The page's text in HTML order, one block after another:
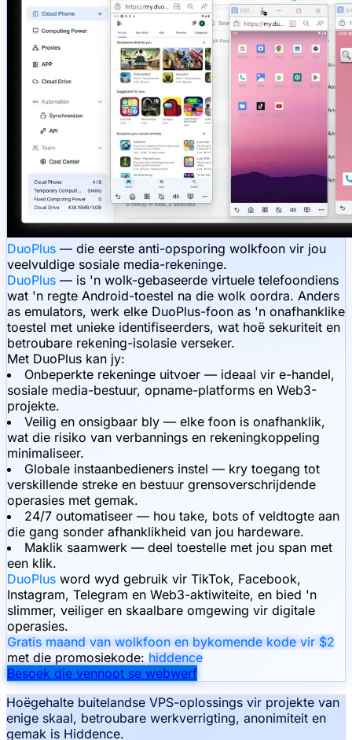
DuoPlus — die eerste anti-opsporing wolkfoon vir jou
veelvuldige sosiale media-rekeninge.
DuoPlus — is 'n wolk-gebaseerde virtuele telefoondiens
wat 'n regte Android-toestel na die wolk oordra. Anders
as emulators, werk elke DuoPlus-foon as 'n onafhanklike
toestel met unieke identifiseerders, wat hoë sekuriteit en
betroubare rekening-isolasie verseker.
Met DuoPlus kan jy:
Onbeperkte rekeninge uitvoer — ideaal vir e-handel,
sosiale media-bestuur, opname-platforms en Web3-
projekte.
Veilig en onsigbaar bly — elke foon is onafhanklik,
wat die risiko van verbannings en rekeningkoppeling
minimaliseer.
Globale instaanbedieners instel — kry toegang tot
verskillende streke en bestuur grensoverschrijdende
operasies met gemak.
24/7 outomatiseer — hou take, bots of veldtogte aan
die gang sonder afhanklikheid van jou hardeware.
Maklik saamwerk — deel toestelle met jou span met
een klik.
DuoPlus word wyd gebruik vir TikTok, Facebook,
Instagram, Telegram en Web3-aktiwiteite, en bied 'n
slimmer, veiliger en skaalbare omgewing vir digitale
operasies.
Gratis maand van wolkfoon en bykomende kode vir $2
met die promosiekode: hiddence
Besoek die vennoot se webwerf
Hoëgehalte buitelandse VPS-oplossings vir projekte van
enige skaal, betroubare werkverrigting, anonimiteit en
gemak is Hiddence.